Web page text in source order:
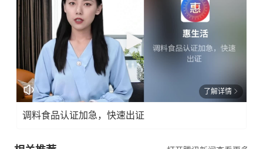
了解详情
调料食品认证加急，快速出证